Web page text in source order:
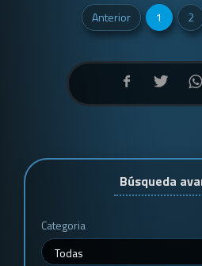
Anterior 1 2
Búsqueda
Categoria